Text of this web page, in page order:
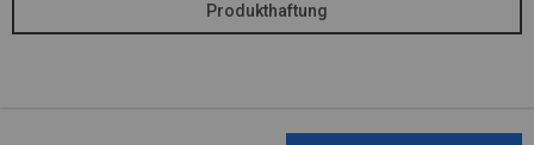
Produkthaftung